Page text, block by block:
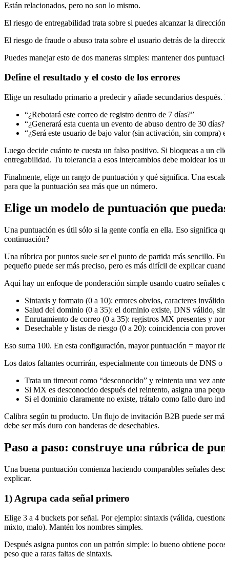
Están relacionados, pero no son lo mismo.
El riesgo de entregabilidad trata sobre si puedes alcanzar la
El riesgo de fraude o abuso trata sobre el usuario detrás de la
Puedes manejar esto de dos maneras simples: mantener dos
Define el resultado y el costo de los errores
Elige un resultado primario a predecir y añade secundarios
“¿Rebotará este correo de registro dentro de 7 días?”
“¿Generará esta cuenta un evento de abuso dentro de 30
“¿Será este usuario de bajo valor (sin activación, sin compra)
Luego decide cuánto te cuesta un falso positivo. Si bloqueas a un
entregabilidad. Tu tolerancia a esos intercambios debe moldear los
Finalmente, elige un rango de puntuación y qué significa. Una
para que la puntuación sea más que un número.
Elige un modelo de puntuación que
Una puntuación es útil sólo si la gente confía en ella. Eso significa
continuación?
Una rúbrica por puntos suele ser el punto de partida más sencillo.
pequeño puede ser más preciso, pero es más difícil de explicar
Aquí hay un enfoque de ponderación simple usando cuatro señales
Sintaxis y formato (0 a 10): errores obvios, caracteres
Salud del dominio (0 a 35): el dominio existe, DNS válido,
Enrutamiento de correo (0 a 35): registros MX presentes y
Desechable y listas de riesgo (0 a 20): coincidencia con
Eso suma 100. En esta configuración, mayor puntuación = mayor
Los datos faltantes ocurrirán, especialmente con timeouts de DNS
Trata un timeout como “desconocido” y reintenta una vez
Si MX es desconocido después del reintento, asigna una
Si el dominio claramente no existe, trátalo como fallo duro
Calibra según tu producto. Un flujo de invitación B2B puede ser
debe ser más duro con banderas de desechables.
Paso a paso: construye una rúbrica de
Una buena puntuación comienza haciendo comparables señales
explicar.
1) Agrupa cada señal primero
Elige 3 a 4 buckets por señal. Por ejemplo: sintaxis (válida,
mixto, malo). Mantén los nombres simples.
Después asigna puntos con un patrón simple: lo bueno obtiene
peso que a raras faltas de sintaxis.